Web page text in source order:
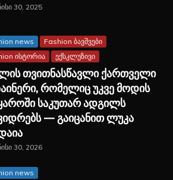
30, 2025
news
Fashion ბავშვები
ისტორია
ექსკლუზივი
თვითნასწავლი ქართველი
რომელიც უკვე მოდის
საკუთარ ადგილს
— გაიცანით ლუკა
30, 2026
news